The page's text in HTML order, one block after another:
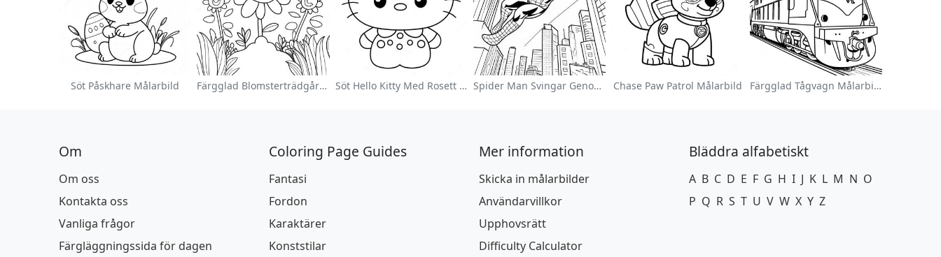
Söt Påskhare Målarbild Färgglad Blomsterträdgård Målarbild Söt Hello Kitty Med Rosett Målarbild Spider Man Svingar Genom Staden Målarbild Chase Paw Patrol Målarbild Färgglad Tågvagn Målarbild
Om
Om oss
Kontakta oss
Vanliga frågor
Färgläggningssida för dagen
Coloring Page Guides
Fantasi
Fordon
Karaktärer
Konststilar
Mer information
Skicka in målarbilder
Användarvillkor
Upphovsrätt
Difficulty Calculator
Bläddra alfabetiskt
A B C D E F G H I J K L M N O
P Q R S T U V W X Y Z